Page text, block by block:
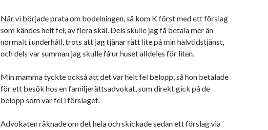
När vi började prata om bodelningen, så kom K först med ett förslag
som kändes helt fel, av flera skäl. Dels skulle jag få betala mer än
normalt i underhåll, trots att jag tjänar rätt lite på min halvtidstjänst,
och dels var summan jag skulle få ur huset alldeles för liten.
Min mamma tyckte också att det var helt fel belopp, så hon betalade
för ett besök hos en familjerättsadvokat, som direkt gick på de
belopp som var fel i förslaget.
Advokaten räknade om det hela och skickade sedan ett förslag via